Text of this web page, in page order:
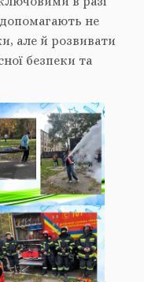
допомагають не
але й розвивати
безпеки та